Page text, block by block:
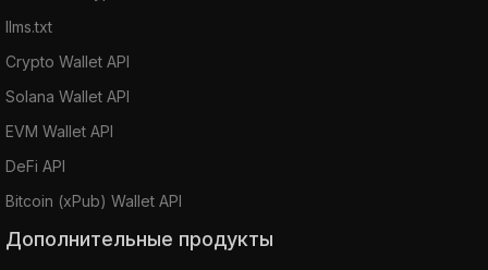
llms.txt
Crypto Wallet API
Solana Wallet API
EVM Wallet API
DeFi API
Bitcoin (xPub) Wallet API
Дополнительные продукты